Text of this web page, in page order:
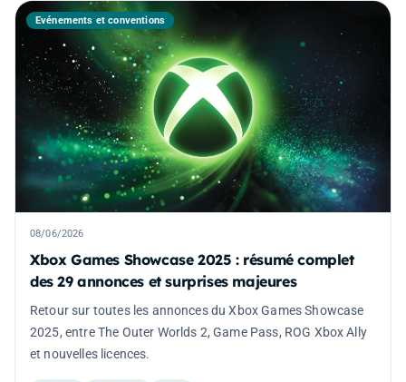
Événements et conventions
08/06/2026
Xbox Games Showcase 2025 : résumé complet
des 29 annonces et surprises majeures
Retour sur toutes les annonces du Xbox Games Showcase
2025, entre The Outer Worlds 2, Game Pass, ROG Xbox Ally
et nouvelles licences.